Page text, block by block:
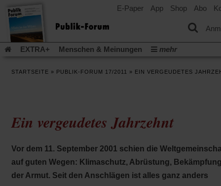
E-Paper App Shop Abo
EXTRA+ Menschen & Meinungen
mehr
Leserinitiative Publik-Forum e.V.
Die Erderwärmung
Urlaub und Nichtstun
einem
neuen
Tab)
einem
neuen
Tab)
Gleichberechtigung
Künstliche Intelligenz(Öffnet
einem
neuen
Tab)
Was gibt
Krieg und Frieden(Öffnet
einem
Gott neu denken Krieg in der Ukraine
Flucht und Migration
Video-Podcast »Veranstaltungen«
STARTSEITE » PUBLIK-FORUM 17/2011 » EIN VERGEUDETES
Ein vergeudetes Jahrzehnt
Vor dem 11. September 2001 schien die
auf guten Wegen: Klimaschutz, Abrüstung,
der Armut. Seit den Anschlägen ist alles ganz anders